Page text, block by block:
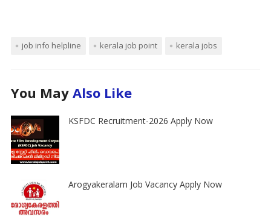
job info helpline kerala job point kerala jobs
You May Also Like
KSFDC Recruitment-2026 Apply Now
Arogyakeralam Job Vacancy Apply Now